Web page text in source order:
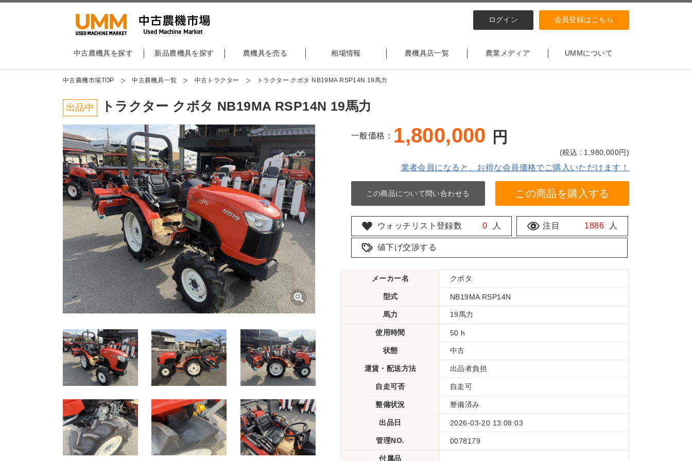
ログイン 会員登録はこちら
中古農機具を探す 新品農機具を探す 農機具を売る 相場情報 農機具店一覧 農業メディア UMMについて
中古農機市場TOP 中古農機具一覧 中古トラクター トラクター クボタ NB19MA RSP14N 19馬力
出品中 トラクター クボタ NB19MA RSP14N 19馬力
一般価格： 1,800,000 円
(税込 : 1,980,000円)
業者会員になると、お得な会員価格でご購入いただけます！
この商品について問い合わせる この商品を購入する
ウォッチリスト登録数 0 人 注目 1886 人
値下げ交渉する
メーカー名 クボタ
型式 NB19MA RSP14N
馬力 19馬力
使用時間 50 h
状態 中古
運賃・配送方法 出品者負担
自走可否 自走可
整備状況 整備済み
出品日 2026-03-20 13:08:03
管理NO. 0078179
付属品